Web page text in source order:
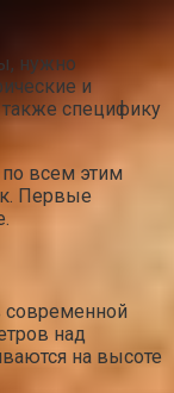
нужно
и
также специфику
по всем этим
Первые
современной
над
на высоте